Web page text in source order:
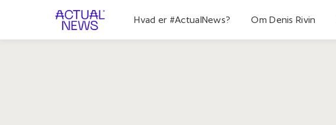
Hvad er #ActualNews? Om Denis Rivin